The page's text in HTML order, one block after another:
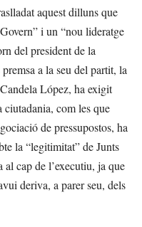
aquest dilluns que
i un “nou lideratge
del president de la
a la seu del partit, la
López, ha exigit
ciutadania, com les que
de pressupostos, ha
la “legitimitat” de Junts
cap de l’executiu, ja que
deriva, a parer seu, dels